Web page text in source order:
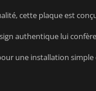
cette plaque est
authentique lui
une installation